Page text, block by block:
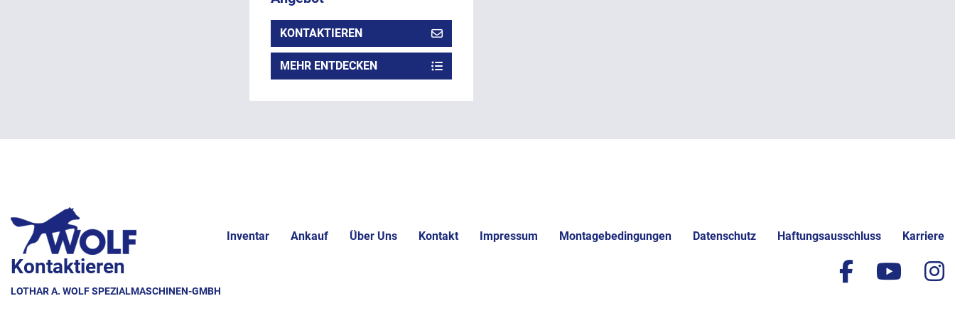
KONTAKTIEREN
MEHR ENTDECKEN
Inventar Ankauf Über Uns Kontakt Impressum Montagebedingungen Datenschutz Haftungsausschluss Karriere
Kontaktieren
LOTHAR A. WOLF SPEZIALMASCHINEN-GMBH
facebook